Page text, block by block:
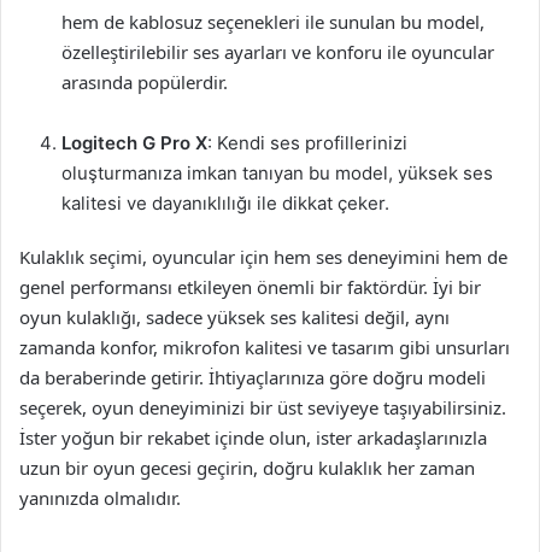
hem de kablosuz seçenekleri ile sunulan bu model,
özelleştirilebilir ses ayarları ve konforu ile oyuncular
arasında popülerdir.
Logitech G Pro X: Kendi ses profillerinizi
oluşturmanıza imkan tanıyan bu model, yüksek ses
kalitesi ve dayanıklılığı ile dikkat çeker.
Kulaklık seçimi, oyuncular için hem ses deneyimini hem de
genel performansı etkileyen önemli bir faktördür. İyi bir
oyun kulaklığı, sadece yüksek ses kalitesi değil, aynı
zamanda konfor, mikrofon kalitesi ve tasarım gibi unsurları
da beraberinde getirir. İhtiyaçlarınıza göre doğru modeli
seçerek, oyun deneyiminizi bir üst seviyeye taşıyabilirsiniz.
İster yoğun bir rekabet içinde olun, ister arkadaşlarınızla
uzun bir oyun gecesi geçirin, doğru kulaklık her zaman
yanınızda olmalıdır.